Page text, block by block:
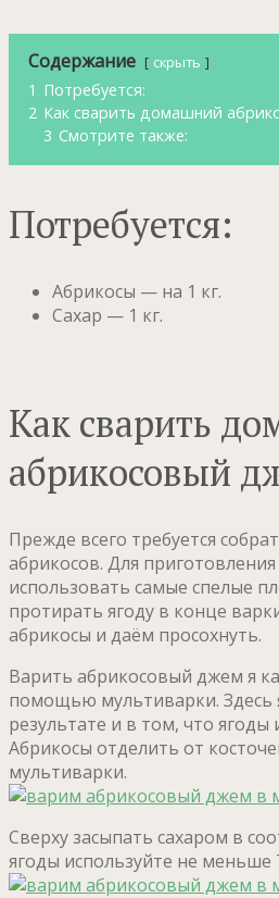
Содержание скрыть
1 Потребуется:
2 Как сварить домашний
3 Смотрите также:
Потребуется:
Абрикосы — на 1 кг.
Сахар — 1 кг.
Как сварить
абрикосовый
Прежде всего требуется
абрикосов. Для
использовать самые спелые
протирать ягоду в конце
абрикосы и даём просохнуть.
Варить абрикосовый джем я
помощью мультиварки. Здесь
результате и в том, что ягоды
Абрикосы отделить от
мультиварки.
Сверху засыпать сахаром в
ягоды используйте не меньше